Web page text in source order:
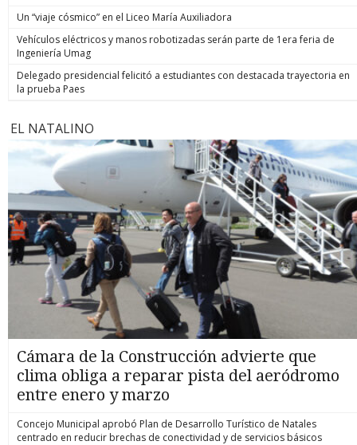
Un “viaje cósmico” en el Liceo María Auxiliadora
Vehículos eléctricos y manos robotizadas serán parte de 1era feria de
Ingeniería Umag
Delegado presidencial felicitó a estudiantes con destacada trayectoria en
la prueba Paes
EL NATALINO
Cámara de la Construcción advierte que
clima obliga a reparar pista del aeródromo
entre enero y marzo
Concejo Municipal aprobó Plan de Desarrollo Turístico de Natales
centrado en reducir brechas de conectividad y de servicios básicos